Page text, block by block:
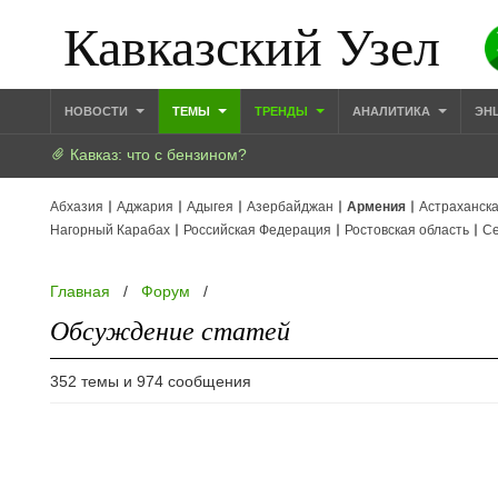
Кавказский Узел
НОВОСТИ ТЕМЫ ТРЕНДЫ АНАЛИТИКА
Кавказ: что с бензином?
Абхазия Аджария Адыгея Азербайджан Армения
Нагорный Карабах
Российская Федерация Ростовская область
Главная / Форум /
Обсуждение статей
352 темы и 974 сообщения